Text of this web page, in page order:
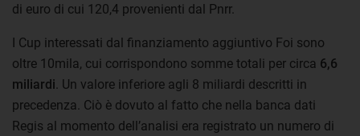
di euro di cui 120,4 provenienti dal Pnrr.
I Cup interessati dal finanziamento aggiuntivo Foi sono
oltre 10mila, cui corrispondono somme totali per circa 6,6
miliardi . Un valore inferiore agli 8 miliardi descritti in
precedenza. Ciò è dovuto al fatto che nella banca dati
Regis al momento dell’analisi era registrato un numero di